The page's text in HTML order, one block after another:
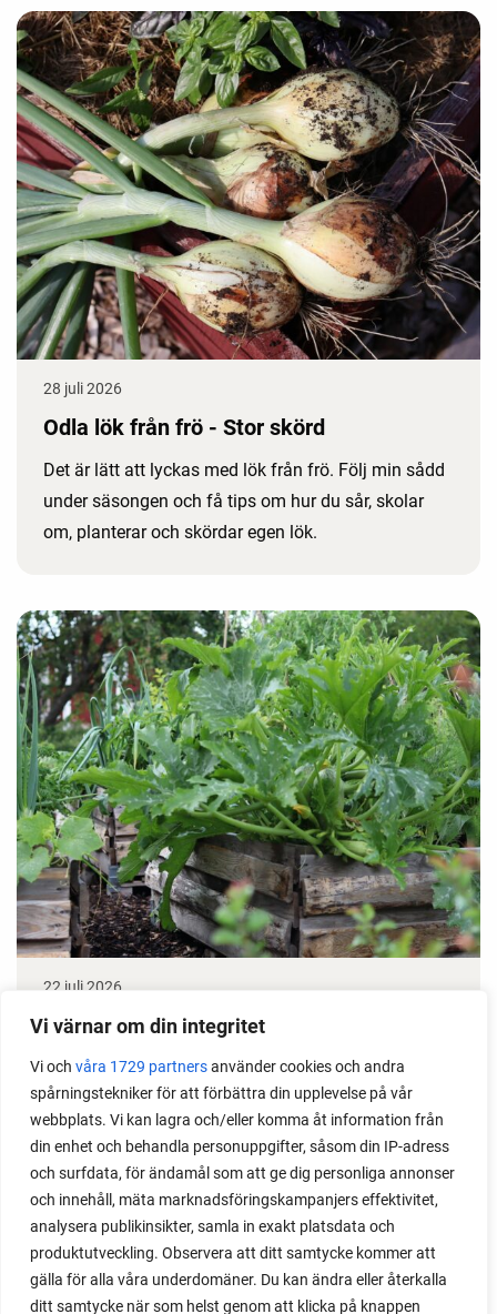
Vi värnar om din integritet
Vi och våra 1729 partnersanvänder cookies och andra
spårningstekniker för att förbättra din upplevelse på vår
webbplats. Vi kan lagra och/eller komma åt information från
din enhet och behandla personuppgifter, såsom din IP-adress
och surfdata, för ändamål som att ge dig personliga annonser
och innehåll, mäta marknadsföringskampanjers effektivitet,
analysera publikinsikter, samla in exakt platsdata och
produktutveckling. Observera att ditt samtycke kommer att
gälla för alla våra underdomäner. Du kan ändra eller återkalla
ditt samtycke när som helst genom att klicka på knappen
28 juli 2026
Odla lök från frö - Stor skörd
Det är lätt att lyckas med lök från frö. Följ min sådd
under säsongen och få tips om hur du sår, skolar
om, planterar och skördar egen lök.
22 juli 2026
Odla stora växter på liten plats
Med det här smarta knepet kan du odla också stora
växter i en pallkrage tillsammans med andra växter.
Perfekt om du vill odla mycket i på liten yta.